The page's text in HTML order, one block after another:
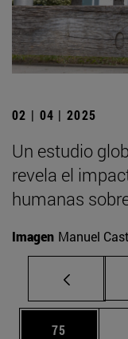
02 | 04 | 2025
Un estudio
revela el
humanas
Imagen Manuel
Página
75